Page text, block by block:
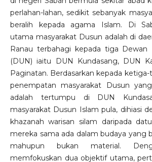
perlahan-lahan, sedikit sebanyak
beralih kepada agama Islam. Di
utama masyarakat Dusun adalah di
Ranau terbahagi kepada tiga Dewan
(DUN) iaitu DUN Kundasang, DUN
Paginatan. Berdasarkan kepada
penempatan masyarakat Dusun
adalah tertumpu di DUN
masyarakat Dusun Islam pula, dihiasi
khazanah warisan silam daripada
mereka sama ada dalam budaya yang
mahupun bukan material.
memfokuskan dua objektif utama,